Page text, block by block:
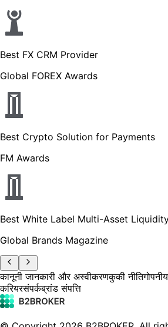
Best FX CRM Provider
Global FOREX Awards
Best Crypto Solution for Payments
FM Awards
Best White Label Multi-Asset
Global Brands Magazine
कानूनी जानकारी और अस्वीकरणकुकी नीति
करियरसंपर्कब्रांड संपत्ति